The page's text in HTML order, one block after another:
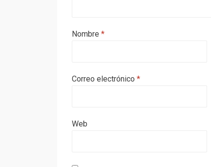
Nombre *
Correo electrónico *
Web